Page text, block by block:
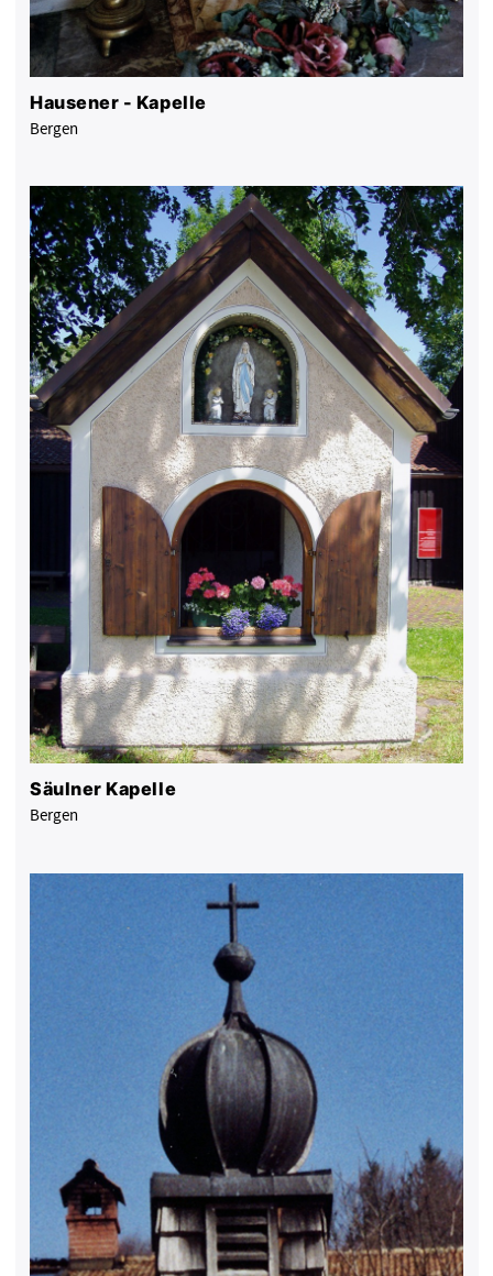
Hausener - Kapelle
Bergen
Säulner Kapelle
Bergen